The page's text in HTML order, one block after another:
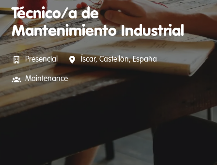
Técnico/a de
Mantenimiento Industrial
Presencial Íscar, Castellón, España
Maintenance